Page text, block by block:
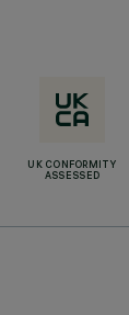
UK CONFORMITY
ASSESSED